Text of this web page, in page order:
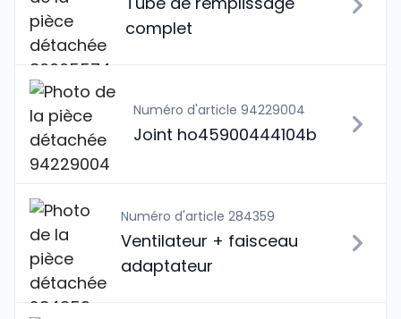
complet
Numéro d'article 94229004
Joint ho45900444104b
Numéro d'article 284359
Ventilateur + faisceau
adaptateur